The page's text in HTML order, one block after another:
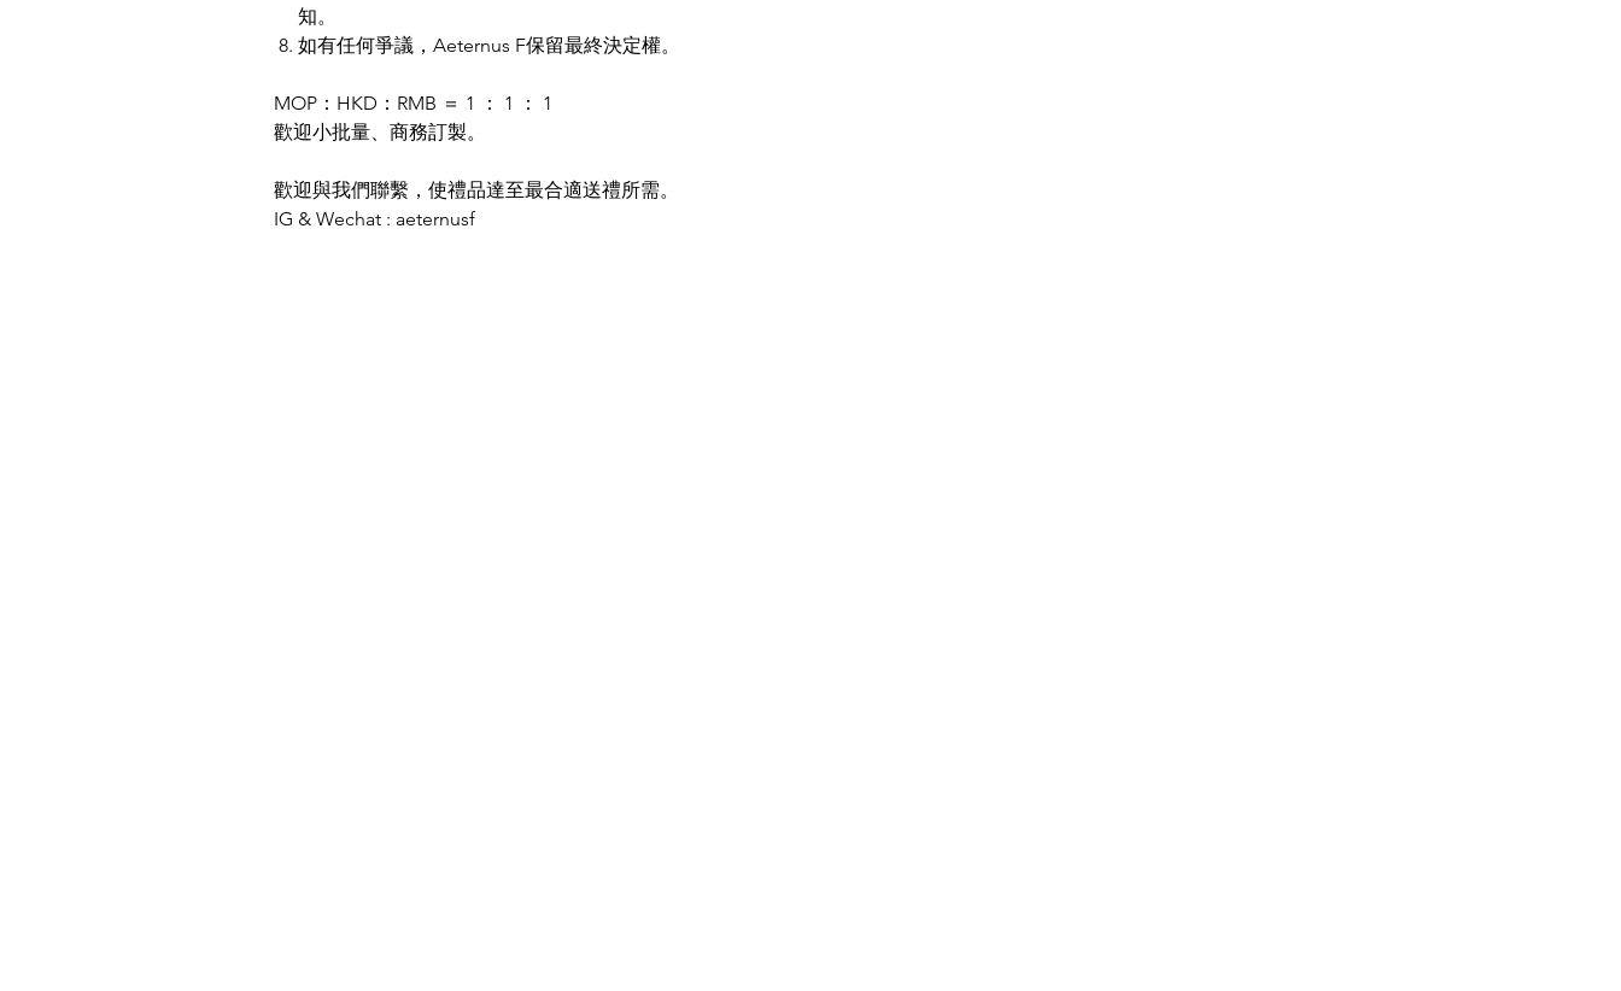
知。
如有任何爭議，Aeternus F保留最終決定權。
MOP：HKD：RMB ＝ 1 ： 1 ： 1
歡迎小批量、商務訂製。
歡迎與我們聯繫，使禮品達至最合適送禮所需。
IG & Wechat : aeternusf